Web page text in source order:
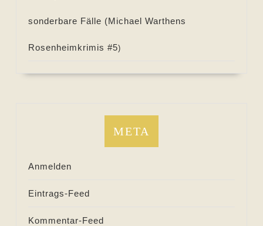
sonderbare Fälle (Michael Warthens
Rosenheimkrimis #5)
META
Anmelden
Eintrags-Feed
Kommentar-Feed